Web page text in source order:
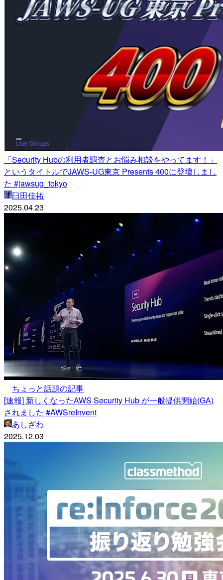
「Security Hubの利用者調査とお悩み相談をやってます！」
というタイトルでJAWS-UG東京 Presents 400に登壇しまし
た #jawsug_tokyo
臼田佳祐
2025.04.23
ちょっと話題の記事
[速報] 新しくなったAWS Security Hub が一般提供開始(GA)
されました #AWSreInvent
あしざわ
2025.12.03